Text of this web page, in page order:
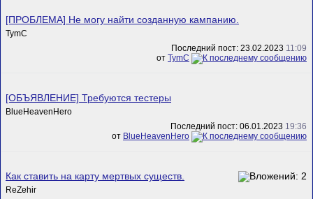
[ПРОБЛЕМА] Не могу найти созданную кампанию.
TymC
Последний пост: 23.02.2023 11:09
от TymC
[ОБЪЯВЛЕНИЕ] Требуются тестеры
BlueHeavenHero
Последний пост: 06.01.2023 19:36
от BlueHeavenHero
Как ставить на карту мертвых существ.
ReZehir